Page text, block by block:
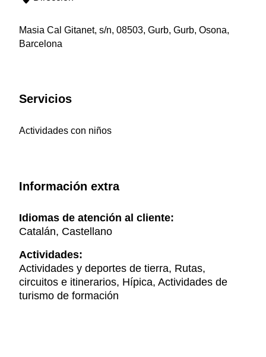
Masia Cal Gitanet, s/n, 08503, Gurb, Gurb, Osona,
Barcelona
Servicios
Actividades con niños
Información extra
Idiomas de atención al cliente:
Catalán, Castellano
Actividades:
Actividades y deportes de tierra, Rutas,
circuitos e itinerarios, Hípica, Actividades de
turismo de formación